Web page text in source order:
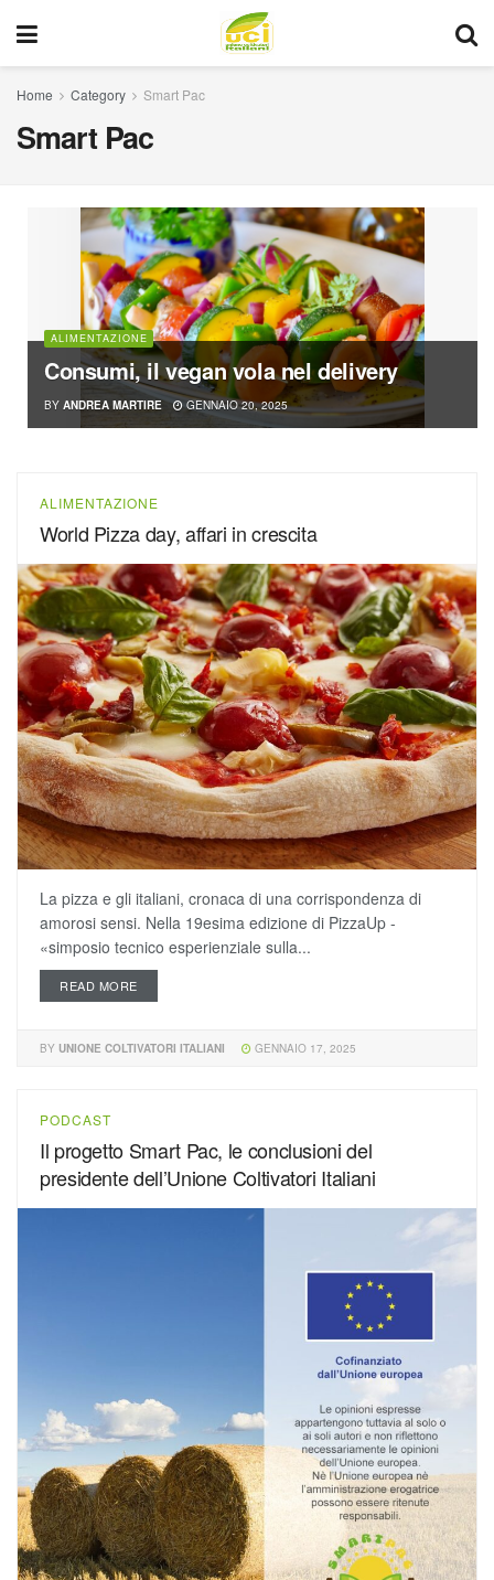
Home Category Smart Pac
Smart Pac
ALIMENTAZIONE
Consumi, il vegan vola nel delivery
BY ANDREA MARTIRE GENNAIO 20, 2025
ALIMENTAZIONE
World Pizza day, affari in crescita
La pizza e gli italiani, cronaca di una corrispondenza di
amorosi sensi. Nella 19esima edizione di PizzaUp -
«simposio tecnico esperienziale sulla...
READ MORE
BY UNIONE COLTIVATORI ITALIANI GENNAIO 17, 2025
PODCAST
Il progetto Smart Pac, le conclusioni del
presidente dell’Unione Coltivatori Italiani